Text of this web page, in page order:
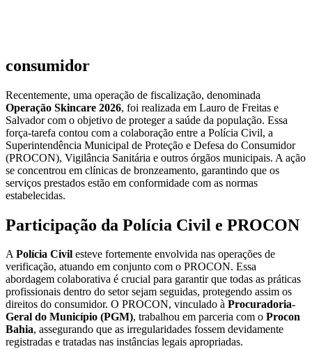
consumidor
Recentemente, uma operação de fiscalização, denominada
Operação Skincare 2026, foi realizada em Lauro de Freitas e
Salvador com o objetivo de proteger a saúde da população. Essa
força-tarefa contou com a colaboração entre a Polícia Civil, a
Superintendência Municipal de Proteção e Defesa do Consumidor
(PROCON), Vigilância Sanitária e outros órgãos municipais. A ação
se concentrou em clínicas de bronzeamento, garantindo que os
serviços prestados estão em conformidade com as normas
estabelecidas.
Participação da Polícia Civil e PROCON
APolícia Civil esteve fortemente envolvida nas operações de
verificação, atuando em conjunto com o PROCON. Essa
abordagem colaborativa é crucial para garantir que todas as práticas
profissionais dentro do setor sejam seguidas, protegendo assim os
direitos do consumidor. O PROCON, vinculado à Procuradoria-
Geral do Município (PGM), trabalhou em parceria com o Procon
Bahia, assegurando que as irregularidades fossem devidamente
registradas e tratadas nas instâncias legais apropriadas.